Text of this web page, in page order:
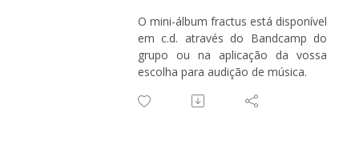
O mini-álbum fractus está disponível
em c.d. através do Bandcamp do
grupo ou na aplicação da vossa
escolha para audição de música.